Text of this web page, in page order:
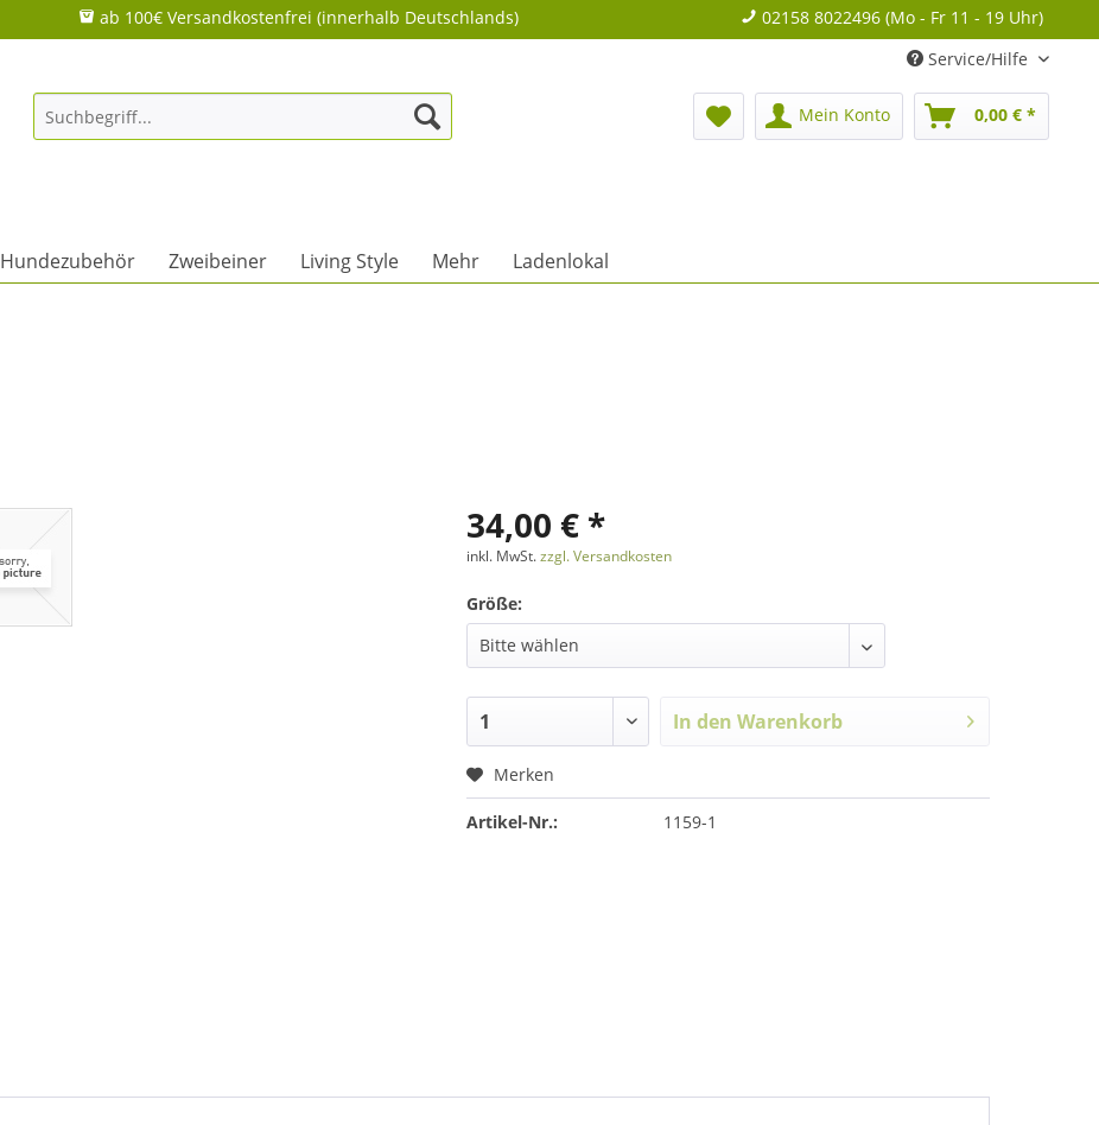
ab 100€ Versandkostenfrei (innerhalb Deutschlands)
02158 8022496 (Mo - Fr 11 - 19 Uhr)
Service/Hilfe
Mein Konto 0,00 € *
Hundezubehör Zweibeiner Living Style Mehr Ladenlokal
34,00 € *
inkl. MwSt.zzgl. Versandkosten
Größe:
In den Warenkorb
Merken
Artikel-Nr.: 1159-1